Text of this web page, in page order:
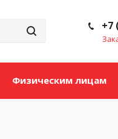
+7
Физическим лицам